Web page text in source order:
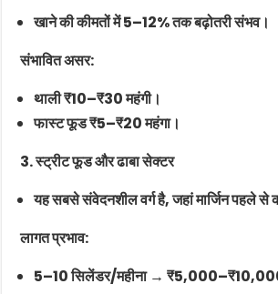
खाने की कीमतों में 5–12% तक बढ़ोतरी संभव।
संभावित असर:
थाली ₹10–₹30 महंगी।
फास्ट फूड ₹5–₹20 महंगा।
3. स्ट्रीट फूड और ढाबा सेक्टर
यह सबसे संवेदनशील वर्ग है, जहां मार्जिन पहले से
लागत प्रभाव:
5–10 सिलेंडर/महीना → ₹5,000–₹10,000